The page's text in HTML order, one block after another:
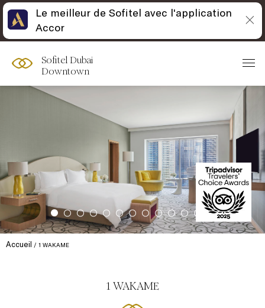
Sofitel Dubai
Downtown
Accueil 1 WAKAME
1 WAKAME
Le meilleur de Sofitel avec l'application
Accor